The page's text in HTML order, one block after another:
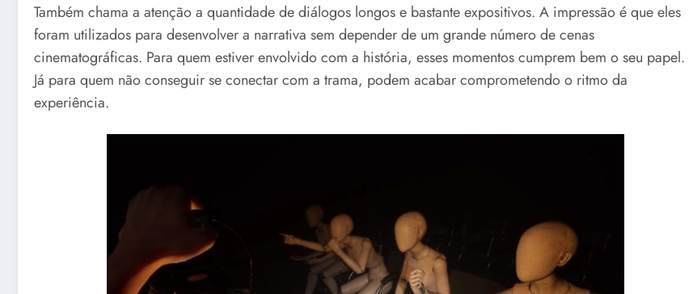
Também chama a atenção a quantidade de diálogos longos e bastante expositivos. A impressão é que eles
foram utilizados para desenvolver a narrativa sem depender de um grande número de cenas
cinematográficas. Para quem estiver envolvido com a história, esses momentos cumprem bem o seu papel.
Já para quem não conseguir se conectar com a trama, podem acabar comprometendo o ritmo da
experiência.